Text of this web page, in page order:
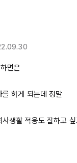
면은
하게 되는데 정말
생활 적응도 잘하고